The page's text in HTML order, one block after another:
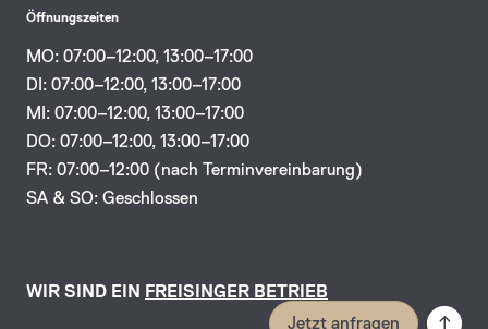
Öffnungszeiten
MO: 07:00–12:00, 13:00–17:00
DI: 07:00–12:00, 13:00–17:00
MI: 07:00–12:00, 13:00–17:00
DO: 07:00–12:00, 13:00–17:00
FR: 07:00–12:00 (nach Terminvereinbarung)
SA & SO: Geschlossen
WIR SIND EIN FREISINGER BETRIEB
Jetzt anfragen